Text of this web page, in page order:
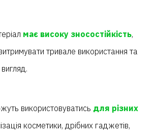
має високу зносостійкість,
тривале використання та
вигляд.
використовуватись для різних
косметики, дрібних гаджетів,